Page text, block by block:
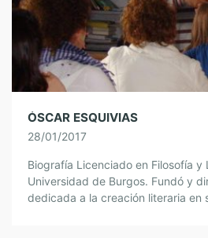
ÓSCAR ESQUIVIAS
28/01/2017
Biografía Licenciado en Filosofía y
Universidad de Burgos. Fundó y
dedicada a la creación literaria en